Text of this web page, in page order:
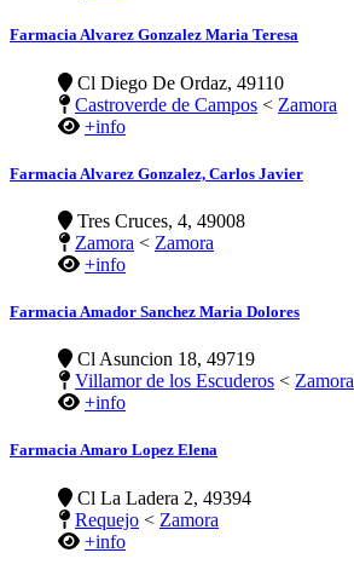
Farmacia Alvarez Gonzalez Maria Teresa
Cl Diego De Ordaz, 49110
Castroverde de Campos < Zamora
+info
Farmacia Alvarez Gonzalez, Carlos Javier
Tres Cruces, 4, 49008
Zamora < Zamora
+info
Farmacia Amador Sanchez Maria Dolores
Cl Asuncion 18, 49719
Villamor de los Escuderos < Zamora
+info
Farmacia Amaro Lopez Elena
Cl La Ladera 2, 49394
Requejo < Zamora
+info